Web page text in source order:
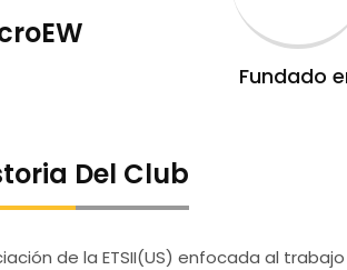
Fundado
Del Club
de la ETSII(US) enfocada al